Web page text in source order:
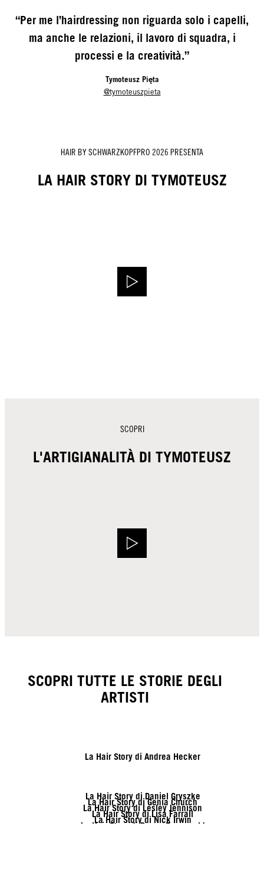
“Per me l’hairdressing non riguarda solo i capelli,
ma anche le relazioni, il lavoro di squadra, i
processi e la creatività.”
Tymoteusz Pięta
@tymoteuszpieta
HAIR BY SCHWARZKOPFPRO 2026 PRESENTA
LA HAIR STORY DI TYMOTEUSZ
SCOPRI
L'ARTIGIANALITÀ DI TYMOTEUSZ
SCOPRI TUTTE LE STORIE DEGLI
ARTISTI
La Hair Story di Andrea Hecker
La Hair Story di Daniel Gryszke
La Hair Story di Genia Church
La Hair Story di Lesley Jennison
La Hair Story di Lisa Farrall
La Hair Story di Nick Irwin
La Hair Story di Rozan Zonneveld